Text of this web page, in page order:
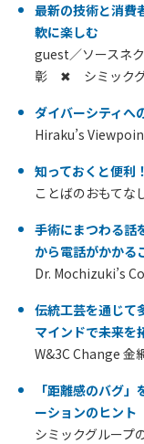
最新の技術と消費
軟に楽しむ
guest／ソースネ
彰 ✖ シミックグ
ダイバーシティへ
Hiraku’s
知っておくと便利
ことばのおもてな
手術にまつわる話
から電話がかかる
Dr. Mochizuki’s
伝統工芸を通じ
マインドで未来を
W&3C Change 金
「距離感のバグ
ーションのヒント
シミックグループ